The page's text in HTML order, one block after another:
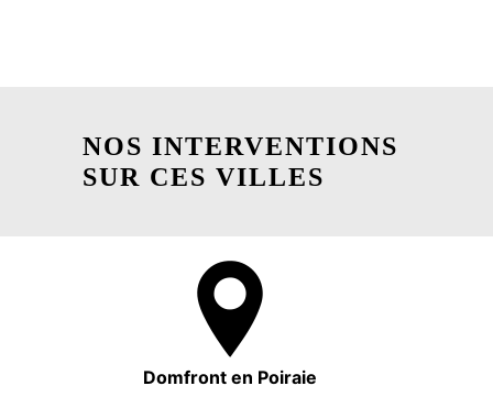
NOS INTERVENTIONS
SUR CES VILLES
Domfront en Poiraie